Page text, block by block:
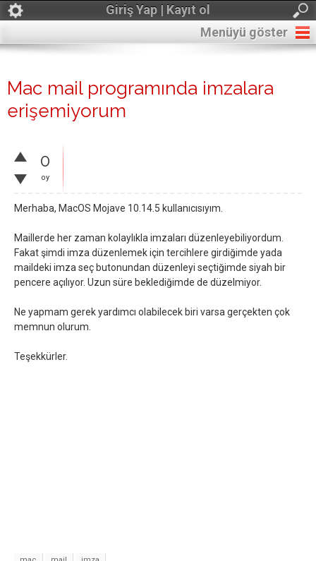
Giriş Yap | Kayıt ol
Menüyü göster
Mac mail programında imzalara
erişemiyorum
0
oy
Merhaba, MacOS Mojave 10.14.5 kullanıcısıyım.
Maillerde her zaman kolaylıkla imzaları düzenleyebiliyordum.
Fakat şimdi imza düzenlemek için tercihlere girdiğimde yada
maildeki imza seç butonundan düzenleyi seçtiğimde siyah bir
pencere açılıyor. Uzun süre beklediğimde de düzelmiyor.
Ne yapmam gerek yardımcı olabilecek biri varsa gerçekten çok
memnun olurum.
Teşekkürler.